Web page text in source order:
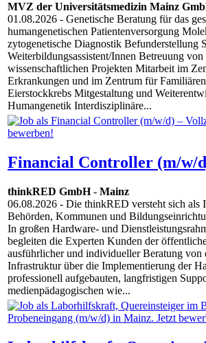
MVZ der Universitätsmedizin Mainz
01.08.2026 - Genetische Beratung für das
humangenetischen Patientenversorgung
zytogenetische Diagnostik Befunderstellung
Weiterbildungsassistent/Innen Betreuung
wissenschaftlichen Projekten Mitarbeit im
Erkrankungen und im Zentrum für
Eierstockkrebs Mitgestaltung und
Humangenetik Interdisziplinäre...
Financial Controller (m/w/
thinkRED GmbH- Mainz
06.08.2026 - Die thinkRED versteht sich als
Behörden, Kommunen und
In großen Hardware- und
begleiten die Experten Kunden der
ausführlicher und individueller Beratung von
Infrastruktur über die Implementierung der
professionell aufgebauten, langfristigen
medienpädagogischen wie...